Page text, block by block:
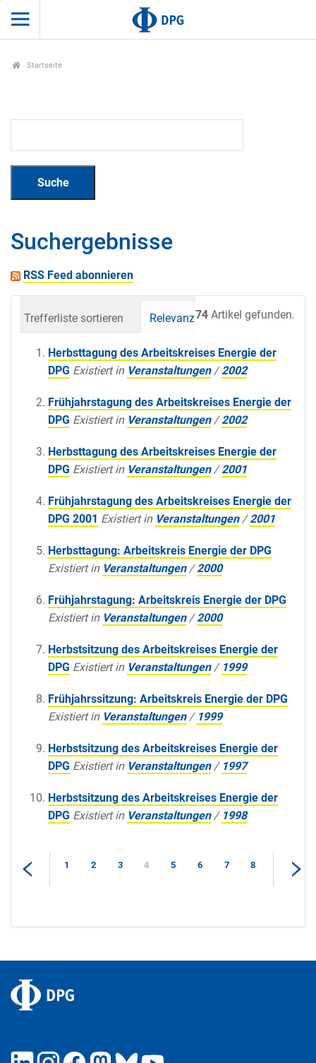
Startseite
Suchergebnisse
RSS Feed abonnieren
74 Artikel gefunden.
Trefferliste sortieren Relevanz Datum
Herbsttagung des Arbeitskreises Energie der
DPG Existiert in Veranstaltungen /2002
Frühjahrstagung des Arbeitskreises Energie der
DPG Existiert in Veranstaltungen /2002
Herbsttagung des Arbeitskreises Energie der
DPG Existiert in Veranstaltungen /2001
Frühjahrstagung des Arbeitskreises Energie der
DPG 2001 Existiert in Veranstaltungen /2001
Herbsttagung: Arbeitskreis Energie der DPG
Existiert in Veranstaltungen /2000
Frühjahrstagung: Arbeitskreis Energie der DPG
Existiert in Veranstaltungen /2000
Herbstsitzung des Arbeitskreises Energie der
DPG Existiert in Veranstaltungen / 1999
Frühjahrssitzung: Arbeitskreis Energie der DPG
Existiert in Veranstaltungen / 1999
Herbstsitzung des Arbeitskreises Energie der
DPG Existiert in Veranstaltungen / 1997
Herbstsitzung des Arbeitskreises Energie der
DPG Existiert in Veranstaltungen / 1998
1 2 3 4 5 6 7 8